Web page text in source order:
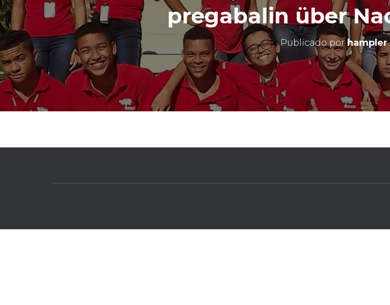
pregabalin über
Publicado por hampler